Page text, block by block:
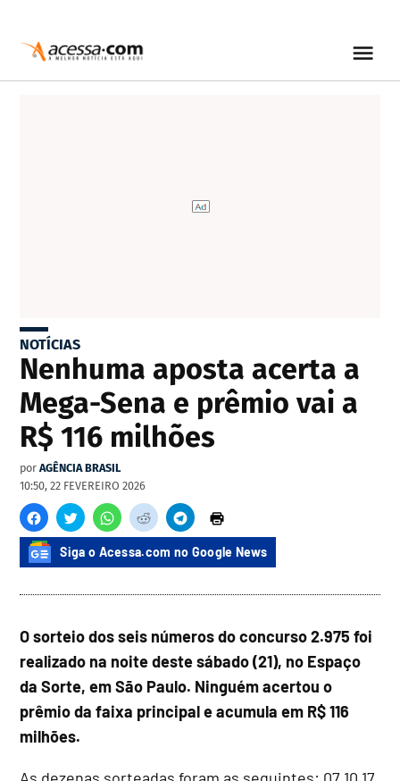
NOTÍCIAS
Nenhuma aposta acerta a
Mega-Sena e prêmio vai a
R$ 116 milhões
por AGÊNCIA BRASIL
10:50, 22 FEVEREIRO 2026
Siga o Acessa.com no Google News
O sorteio dos seis números do concurso 2.975 foi
realizado na noite deste sábado (21), no Espaço
da Sorte, em São Paulo. Ninguém acertou o
prêmio da faixa principal e acumula em R$ 116
milhões.